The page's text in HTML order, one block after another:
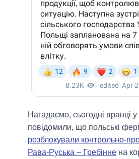
Нагадаємо, сьогодні вранці
повідомили, що польські
розблокували контрольно-
Рава-Руська – Гребінне на